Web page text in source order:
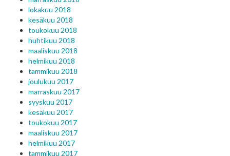
lokakuu 2018
kesäkuu 2018
toukokuu 2018
huhtikuu 2018
maaliskuu 2018
helmikuu 2018
tammikuu 2018
joulukuu 2017
marraskuu 2017
syyskuu 2017
kesäkuu 2017
toukokuu 2017
maaliskuu 2017
helmikuu 2017
tammikuu 2017